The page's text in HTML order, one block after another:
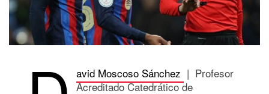
avid Moscoso Sánchez | Profesor
Acreditado Catedrático de